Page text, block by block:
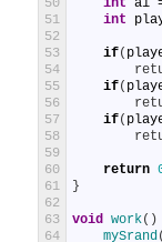
50
51
52
53
54
55
56
57
58
59
60
61
62
63
64
int ai
int
if(
if(
if(
return
}
void work( )
mySrand(